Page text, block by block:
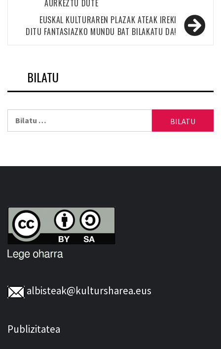
AURKEZTU DUTE
EUSKAL KULTURAREN PLAZAK ATEAK IREKI
DITU FANTASIAZKO MUNDU BAT BILAKATU DA!
BILATU
albisteak@kultursharea.eus
Publizitatea